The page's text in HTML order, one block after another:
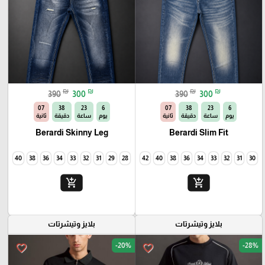
390 ₪ 300 ₪
6
يوم
23
ساعة
38
دقيقة
06
ثانية
Berardi Slim Fit
30
31
32
33
34
36
38
40
42
add_shopping_cart
390 ₪ 300 ₪
6
يوم
23
ساعة
38
دقيقة
06
ثانية
Berardi Skinny Leg
28
29
31
32
33
34
36
38
40
add_shopping_cart
بلايز وتيشرتات
favorite_border -28%
بلايز وتيشرتات
favorite_border -20%